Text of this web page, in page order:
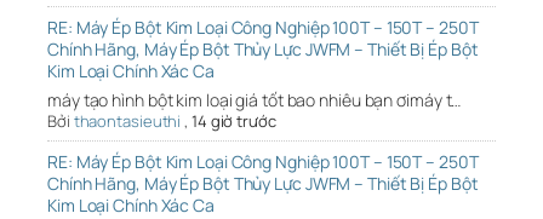
RE: Máy Ép Bột Kim Loại Công Nghiệp 100T – 150T – 250T
Chính Hãng, Máy Ép Bột Thủy Lực JWFM – Thiết Bị Ép Bột
Kim Loại Chính Xác Ca
máy tạo hình bột kim loại giá tốt bao nhiêu bạn ơimáy t…
Bởi thaontasieuthi , 14 giờ trước
RE: Máy Ép Bột Kim Loại Công Nghiệp 100T – 150T – 250T
Chính Hãng, Máy Ép Bột Thủy Lực JWFM – Thiết Bị Ép Bột
Kim Loại Chính Xác Ca